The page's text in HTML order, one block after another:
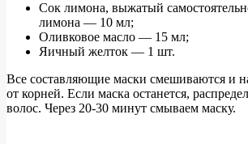
Сок лимона, выжатый
лимона — 10 мл;
Оливковое масло — 15 мл;
Яичный желток — 1 шт.
Все составляющие маски смешиваются и
от корней. Если маска останется,
волос. Через 20-30 минут смываем маску.